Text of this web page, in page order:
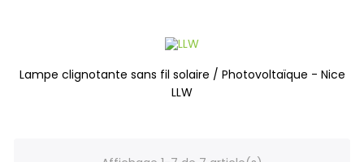
Lampe clignotante sans fil solaire / Photovoltaïque - Nice
LLW